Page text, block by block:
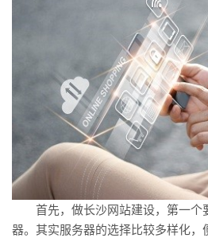
首先，做长沙网站建设，第一个
器。其实服务器的选择比较多样化，